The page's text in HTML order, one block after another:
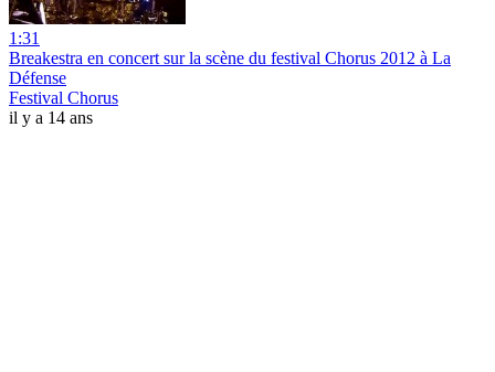
1:31
Breakestra en concert sur la scène du festival Chorus 2012 à La
Défense
Festival Chorus
il y a 14 ans